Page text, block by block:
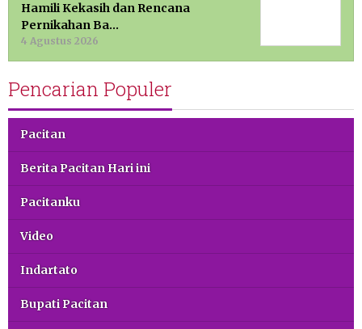
Hamili Kekasih dan Rencana
Pernikahan Ba…
4 Agustus 2026
Pencarian Populer
Pacitan
Berita Pacitan Hari ini
Pacitanku
Video
Indartato
Bupati Pacitan